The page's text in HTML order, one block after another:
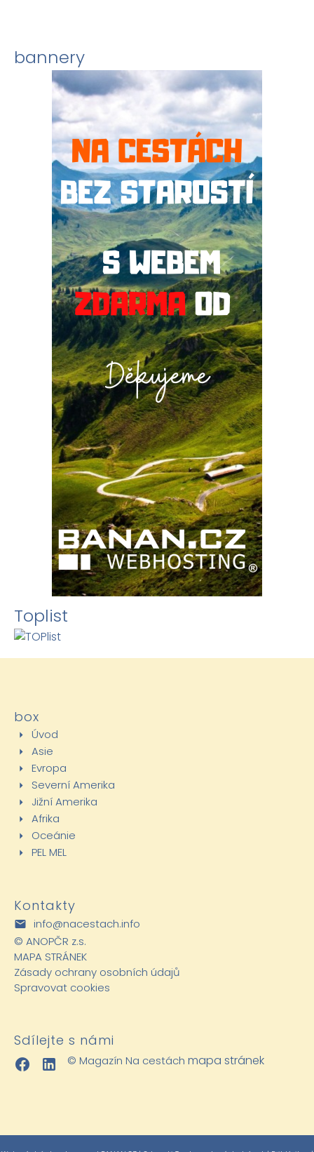
bannery
Toplist
box
Úvod
Asie
Evropa
Severní Amerika
Jižní Amerika
Afrika
Oceánie
PEL MEL
Kontakty
info@nacestach.info
© ANOPČR z.s.
MAPA STRÁNEK
Zásady ochrany osobních údajů
Spravovat cookies
Sdílejte s námi
© Magazín Na cestách mapa stránek